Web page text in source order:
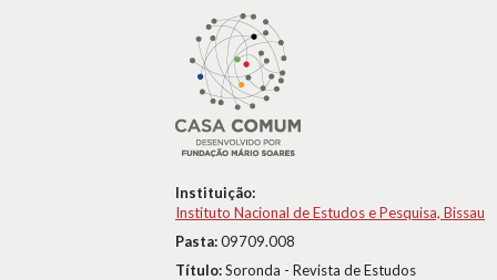
Instituição:
Instituto Nacional de Estudos e Pesquisa, Bissau
Pasta:09709.008
Título:Soronda - Revista de Estudos